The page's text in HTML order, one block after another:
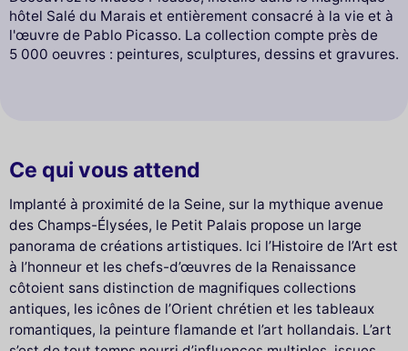
hôtel Salé du Marais et entièrement consacré à la vie et à
l'œuvre de Pablo Picasso. La collection compte près de
5 000 oeuvres : peintures, sculptures, dessins et gravures.
Ce qui vous attend
Implanté à proximité de la Seine, sur la mythique avenue
des Champs-Élysées, le Petit Palais propose un large
panorama de créations artistiques. Ici l’Histoire de l’Art est
à l’honneur et les chefs-d’œuvres de la Renaissance
côtoient sans distinction de magnifiques collections
antiques, les icônes de l’Orient chrétien et les tableaux
romantiques, la peinture flamande et l’art hollandais. L’art